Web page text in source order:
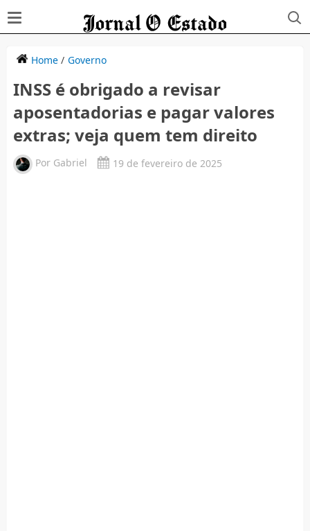
Home/ Governo
INSS é obrigado a revisar
aposentadorias e pagar valores
extras; veja quem tem direito
Por Gabriel 19 de fevereiro de 2025